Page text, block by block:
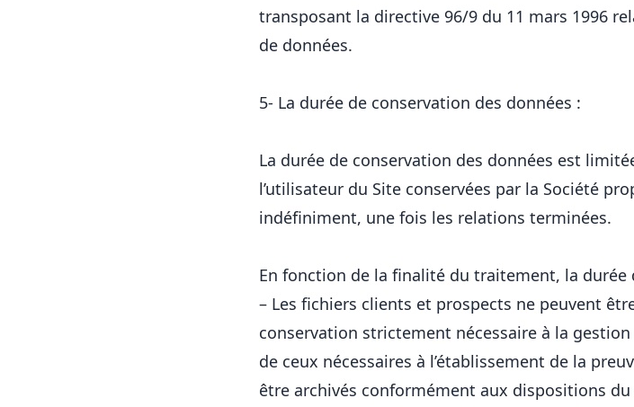
transposant la directive 96/9 du 11 mars 1996
de données.
5- La durée de conservation des données :
La durée de conservation des données est
l’utilisateur du Site conservées par la Société
indéfiniment, une fois les relations terminées.
En fonction de la finalité du traitement, la
– Les fichiers clients et prospects ne peuvent
conservation strictement nécessaire à la
de ceux nécessaires à l’établissement de la
être archivés conformément aux dispositions